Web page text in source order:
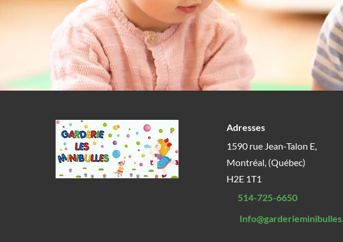
Adresses
1590 rue Jean-Talon E,
Montréal, (Québec)
H2E 1T1
514-725-6650